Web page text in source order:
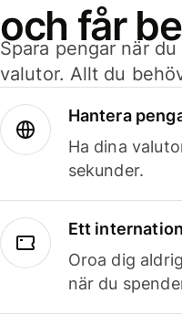
och får
Spara pengar när
valutor. Allt du
Hantera
Ha dina
sekunder.
Ett
Oroa dig
när du